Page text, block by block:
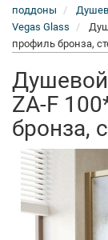
поддоны
Vegas Glass
профиль бронза,
Душевой
ZA-F
бронза,